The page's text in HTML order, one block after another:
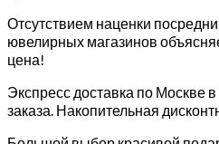
Отсутствием наценки
ювелирных магазинов
цена!
Экспресс доставка по Москве
заказа. Накопительная